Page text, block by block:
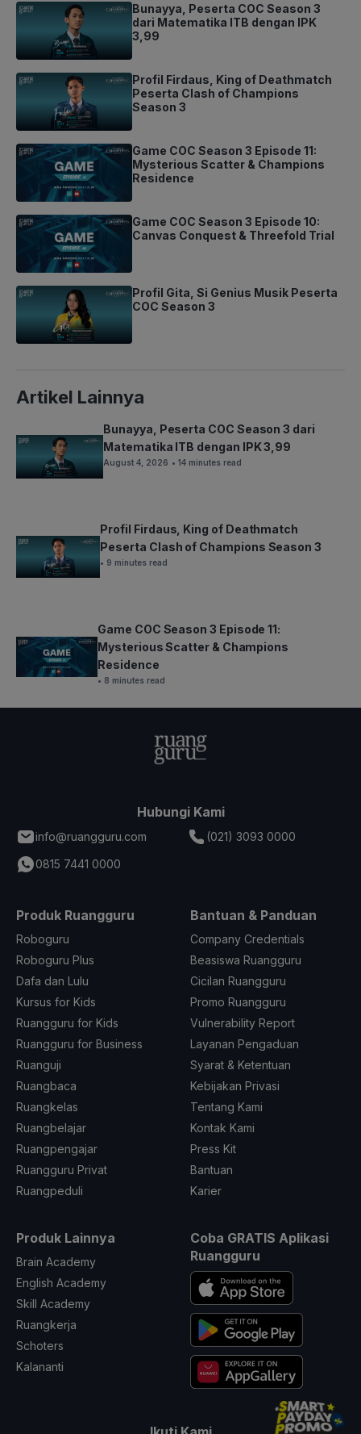
Bunayya, Peserta COC Season 3
dari Matematika ITB dengan IPK
3,99
Profil Firdaus, King of Deathmatch
Peserta Clash of Champions
Season 3
Game COC Season 3 Episode 11:
Mysterious Scatter & Champions
Residence
Game COC Season 3 Episode 10:
Canvas Conquest & Threefold Trial
Profil Gita, Si Genius Musik Peserta
COC Season 3
Artikel Lainnya
Bunayya, Peserta COC Season 3 dari
Matematika ITB dengan IPK 3,99
August 4, 2026 • 14 minutes read
Profil Firdaus, King of Deathmatch
Peserta Clash of Champions Season 3
• 9 minutes read
Game COC Season 3 Episode 11:
Mysterious Scatter & Champions
Residence
• 8 minutes read
Hubungi Kami
info@ruangguru.com
(021) 3093 0000
0815 7441 0000
Produk Ruangguru
Roboguru
Roboguru Plus
Dafa dan Lulu
Kursus for Kids
Ruangguru for Kids
Ruangguru for Business
Ruanguji
Ruangbaca
Ruangkelas
Ruangbelajar
Ruangpengajar
Ruangguru Privat
Ruangpeduli
Bantuan & Panduan
Company Credentials
Beasiswa Ruangguru
Cicilan Ruangguru
Promo Ruangguru
Vulnerability Report
Layanan Pengaduan
Syarat & Ketentuan
Kebijakan Privasi
Tentang Kami
Kontak Kami
Press Kit
Bantuan
Karier
Produk Lainnya
Brain Academy
English Academy
Skill Academy
Ruangkerja
Schoters
Kalananti
Coba GRATIS Aplikasi
Ruangguru